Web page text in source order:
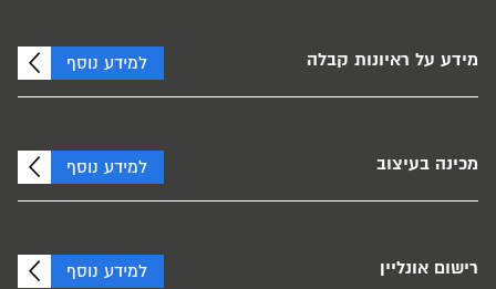
מידע על ראיונות קבלה למידע נוסף
מכינה בעיצוב למידע נוסף
רישום אונליין למידע נוסף